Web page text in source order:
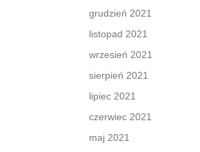
grudzień 2021
listopad 2021
wrzesień 2021
sierpień 2021
lipiec 2021
czerwiec 2021
maj 2021